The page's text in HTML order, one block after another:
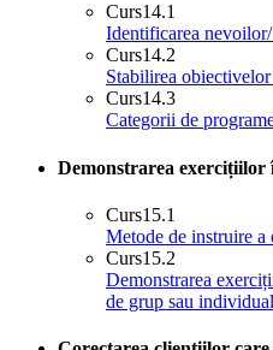
Curs14.1
Identificarea
Curs14.2
Stabilirea
Curs14.3
Categorii de
Demonstrarea exercițiilor
Curs15.1
Metode de instruire
Curs15.2
Demonstrarea
de grup sau